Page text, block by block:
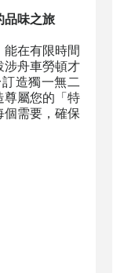
品味之旅
在有限時間
涉舟車勞頓才
造獨一無二
尊屬您的「特
個需要，確保